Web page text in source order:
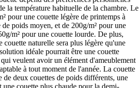
la température habituelle de la chambre. Le
pour une couette légère de printemps à
poids moyen, et de 200g/m² pour une
m² pour une couette lourde. De plus,
couette naturelle sera plus légère qu'une
idéale pourrait être une couette
veulent avoir un élément d'ameublement
à tout moment de l'année. La couette
de deux couettes de poids différents, une
une couette plus chaude pour la demi-